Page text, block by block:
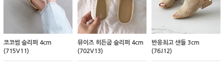
코코썸 슬리퍼 4cm
(715V11)
뮤이즈 히든굽 슬리퍼 4cm
(702V13)
반응최고 샌들 3cm
(76J12)